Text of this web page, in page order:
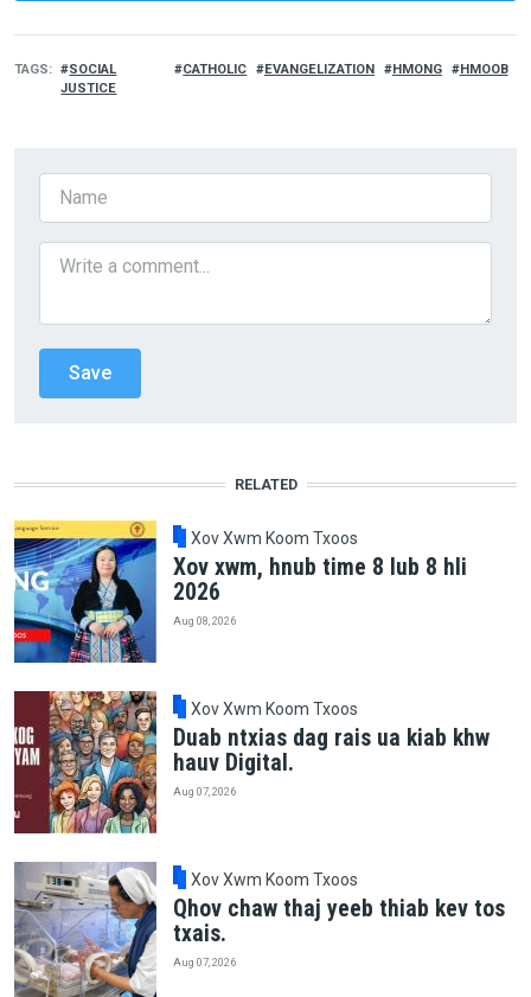
TAGS
SOCIAL
JUSTICE
CATHOLIC EVANGELIZATION HMONG HMOOB
RELATED
Xov Xwm Koom Txoos
Xov xwm, hnub time 8 lub 8 hli
2026
Aug 08, 2026
Xov Xwm Koom Txoos
Duab ntxias dag rais ua kiab khw
hauv Digital.
Aug 07, 2026
Xov Xwm Koom Txoos
Qhov chaw thaj yeeb thiab kev tos
txais.
Aug 07, 2026